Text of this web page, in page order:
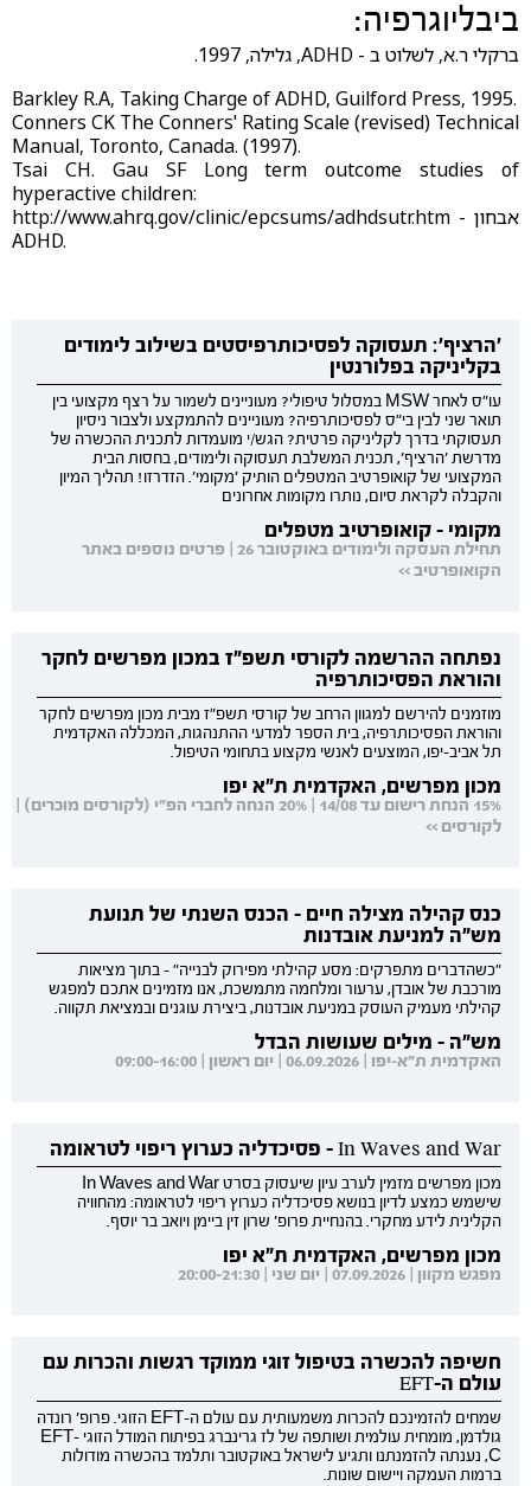
ביבליוגרפיה:
ברקלי ר.א, לשלוט ב - ADHD, גלילה, 1997.
Barkley R.A, Taking Charge of ADHD, Guilford Press, 1995.
Conners CK The Conners' Rating Scale (revised) Technical
Manual, Toronto, Canada. (1997).
Tsai CH. Gau SF Long term outcome studies of
hyperactive children:
http://www.ahrq.gov/clinic/epcsums/adhdsutr.htm - אבחון
ADHD.
'הרציף': תעסוקה לפסיכותרפיסטים בשילוב לימודים
בקליניקה בפלורנטין
עו"ס לאחר MSW במסלול טיפולי? מעוניינים לשמור על רצף מקצועי בין
תואר שני לבין בי"ס לפסיכותרפיה? מעוניינים להתמקצע ולצבור ניסיון
תעסוקתי בדרך לקליניקה פרטית? הגש/י מועמדות לתכנית ההכשרה של
מדרשת 'הרציף', תכנית המשלבת תעסוקה ולימודים, בחסות הבית
המקצועי של קואופרטיב המטפלים הותיק 'מקומי'. הזדרזו! תהליך המיון
והקבלה לקראת סיום, נותרו מקומות אחרונים
מקומי - קואופרטיב מטפלים
תחילת העסקה ולימודים באוקטובר 26 | פרטים נוספים באתר
הקואופרטיב >>
נפתחה ההרשמה לקורסי תשפ"ז במכון מפרשים לחקר
והוראת הפסיכותרפיה
מוזמנים להירשם למגוון הרחב של קורסי תשפ"ז מבית מכון מפרשים לחקר
והוראת הפסיכותרפיה, בית הספר למדעי ההתנהגות, המכללה האקדמית
תל אביב-יפו, המוצעים לאנשי מקצוע בתחומי הטיפול.
מכון מפרשים, האקדמית ת"א יפו
15% הנחת רישום עד 14/08 | 20% הנחה לחברי הפ"י (לקורסים מוכרים) |
לקורסים >>
כנס קהילה מצילה חיים - הכנס השנתי של תנועת
מש"ה למניעת אובדנות
"כשהדברים מתפרקים: מסע קהילתי מפירוק לבנייה" - בתוך מציאות
מורכבת של אובדן, ערעור ומלחמה מתמשכת, אנו מזמינים אתכם למפגש
קהילתי מעמיק העוסק במניעת אובדנות, ביצירת עוגנים ובמציאת תקווה.
מש"ה - מילים שעושות הבדל
האקדמית ת"א-יפו | 06.09.2026 | יום ראשון | 09:00-16:00
In Waves and War - פסיכדליה כערוץ ריפוי לטראומה
מכון מפרשים מזמין לערב עיון שיעסוק בסרט In Waves and War
שישמש כמצע לדיון בנושא פסיכדליה כערוץ ריפוי לטראומה: מהחוויה
הקלינית לידע מחקרי. בהנחיית פרופ' שרון זין ביימן ויואב בר יוסף.
מכון מפרשים, האקדמית ת"א יפו
מפגש מקוון | 07.09.2026 | יום שני | 20:00-21:30
חשיפה להכשרה בטיפול זוגי ממוקד רגשות והכרות עם
עולם ה-EFT
שמחים להזמינכם להכרות משמעותית עם עולם ה-EFT הזוגי. פרופ' רונדה
גולדמן, מומחית עולמית ושותפה של לז גרינברג בפיתוח המודל הזוגי EFT-
C, נענתה להזמנתנו ותגיע לישראל באוקטובר ותלמד בהכשרה מודולות
ברמות העמקה ויישום שונות.